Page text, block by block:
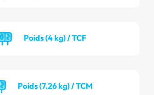
Poids (4 kg) / TCF
Poids (7.26 kg) / TCM